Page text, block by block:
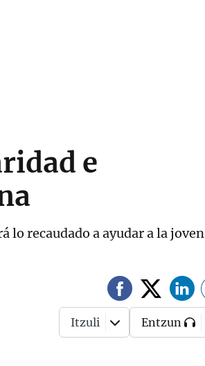
e
lo recaudado a ayudar a la joven
Itzuli Entzun